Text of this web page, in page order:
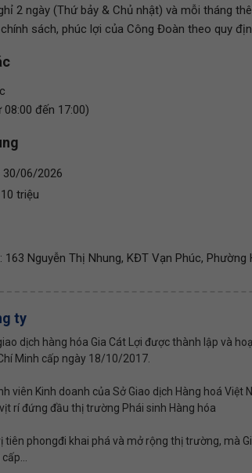
2 ngày (Thứ bảy & Chủ nhật) và mỗi tháng
sách, phúc lợi của Công Đoàn theo quy
đến 17:00)
30/06/2026
triệu
163 Nguyễn Thị Nhung, KĐT Vạn Phúc,
ty
dịch hàng hóa Gia Cát Lợi được thành lập và
Minh cấp ngày 18/10/2017.
viên Kinh doanh của Sở Giao dịch Hàng hoá
rí đứng đầu thị trường Phái sinh Hàng hóa
tiên phongđi khai phá và mở rộng thị trường, mà